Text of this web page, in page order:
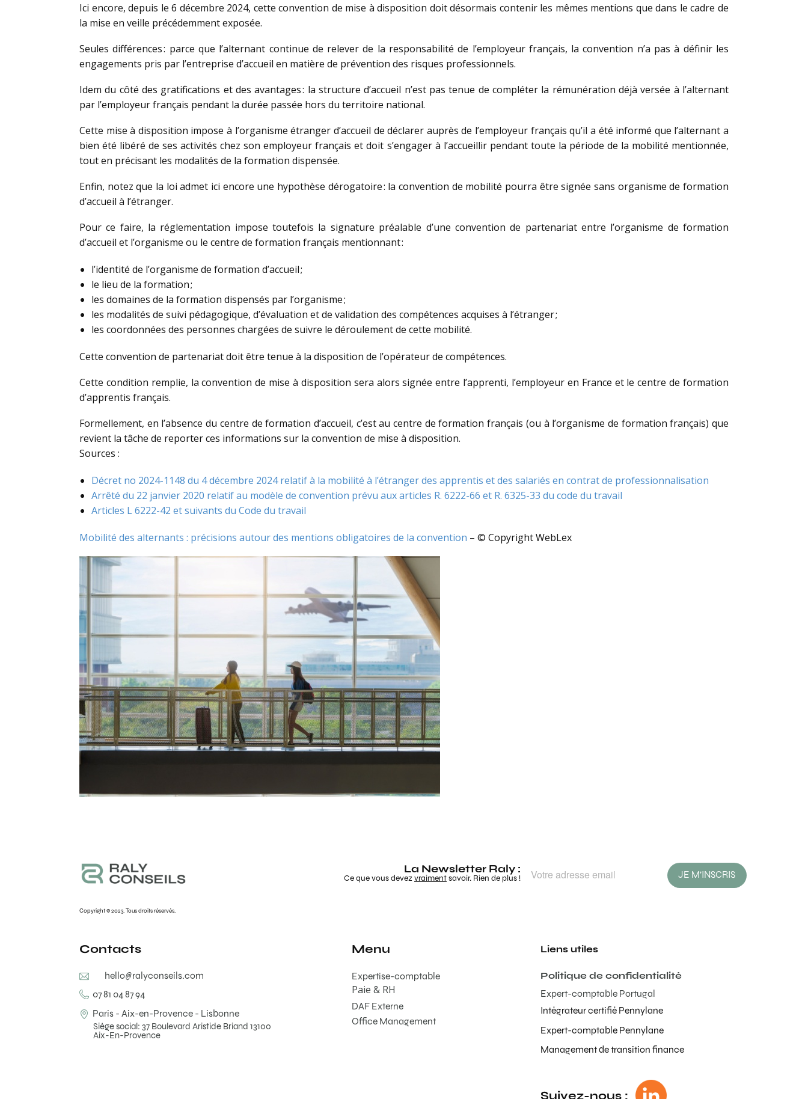
Ici encore, depuis le 6 décembre 2024, cette convention de mise à disposition doit désormais contenir les mêmes mentions que dans le cadre de
la mise en veille précédemment exposée.
Seules différences : parce que l’alternant continue de relever de la responsabilité de l’employeur français, la convention n’a pas à définir les
engagements pris par l’entreprise d’accueil en matière de prévention des risques professionnels.
Idem du côté des gratifications et des avantages : la structure d’accueil n’est pas tenue de compléter la rémunération déjà versée à l’alternant
par l’employeur français pendant la durée passée hors du territoire national.
Cette mise à disposition impose à l’organisme étranger d’accueil de déclarer auprès de l’employeur français qu’il a été informé que l’alternant a
bien été libéré de ses activités chez son employeur français et doit s’engager à l’accueillir pendant toute la période de la mobilité mentionnée,
tout en précisant les modalités de la formation dispensée.
Enfin, notez que la loi admet ici encore une hypothèse dérogatoire : la convention de mobilité pourra être signée sans organisme de formation
d’accueil à l’étranger.
Pour ce faire, la réglementation impose toutefois la signature préalable d’une convention de partenariat entre l’organisme de formation
d’accueil et l’organisme ou le centre de formation français mentionnant :
l’identité de l’organisme de formation d’accueil ;
le lieu de la formation ;
les domaines de la formation dispensés par l’organisme ;
les modalités de suivi pédagogique, d’évaluation et de validation des compétences acquises à l’étranger ;
les coordonnées des personnes chargées de suivre le déroulement de cette mobilité.
Cette convention de partenariat doit être tenue à la disposition de l’opérateur de compétences.
Cette condition remplie, la convention de mise à disposition sera alors signée entre l’apprenti, l’employeur en France et le centre de formation
d’apprentis français.
Formellement, en l’absence du centre de formation d’accueil, c’est au centre de formation français (ou à l’organisme de formation français) que
revient la tâche de reporter ces informations sur la convention de mise à disposition.
Sources :
Décret no 2024-1148 du 4 décembre 2024 relatif à la mobilité à l’étranger des apprentis et des salariés en contrat de professionnalisation
Arrêté du 22 janvier 2020 relatif au modèle de convention prévu aux articles R. 6222-66 et R. 6325-33 du code du travail
Articles L 6222-42 et suivants du Code du travail
Mobilité des alternants : précisions autour des mentions obligatoires de la convention – © Copyright WebLex
La Newsletter Raly :
Ce que vous devezvraimentsavoir. Rien de plus ! JE M'INSCRIS
Copyright © 2023. Tous droits réservés.
Contacts
hello@ralyconseils.com
07 81 04 87 94
Paris - Aix-en-Provence - Lisbonne
Siège social: 37 Boulevard Aristide Briand 13100
Aix-En-Provence
Menu
Expertise-comptable
DAF Externe
Office Management
Paie & RH
Liens utiles
Politique de confidentialité
Expert-comptable Portugal
Intégrateur certifié Pennylane
Expert-comptable Pennylane
Management de transition finance
Suivez-nous :